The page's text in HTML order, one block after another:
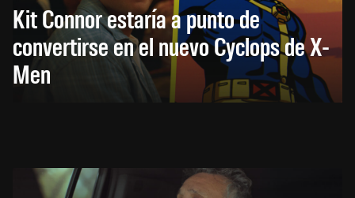
Kit Connor estaría a punto de
convertirse en el nuevo Cyclops de X-
Men